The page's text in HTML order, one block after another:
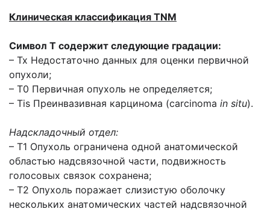
Клиническая классификация TNM
Символ Т содержит следующие градации:
– Tx Недостаточно данных для оценки первичной
опухоли;
– T0 Первичная опухоль не определяется;
– Tis Преинвазивная карцинома (сarcinoma in situ).
Надскладочный отдел:
– Т1 Опухоль ограничена одной анатомической
областью надсвязочной части, подвижность
голосовых связок сохранена;
– Т2 Опухоль поражает слизистую оболочку
нескольких анатомических частей надсвязочной